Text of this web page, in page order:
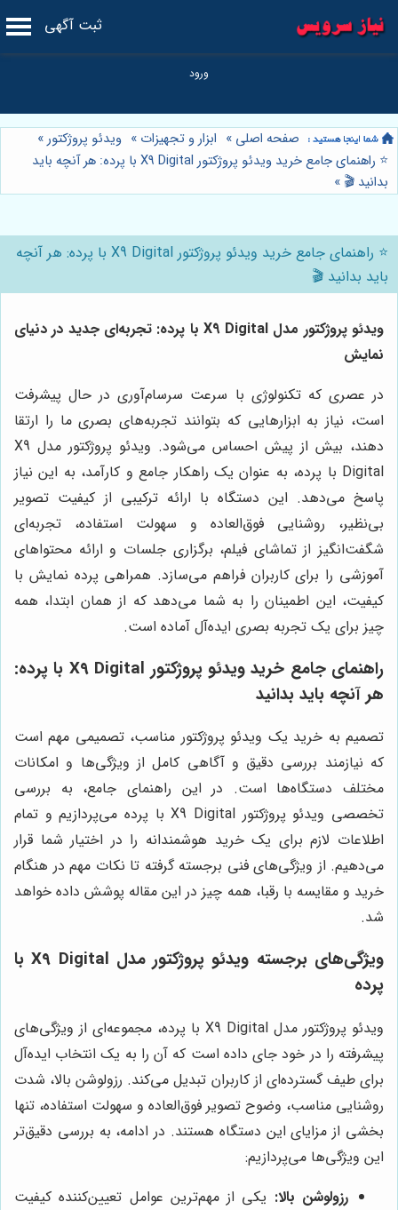
ثبت آگهی
صفحه اصلی » ابزار و تجهیزات » ویدئو پروژکتور»
⭐️ راهنمای جامع خرید ویدئو پروژکتور X9 Digital با پرده: هر آنچه باید
بدانید 🎬 »
⭐️ راهنمای جامع خرید ویدئو پروژکتور X9 Digital با پرده: هر آنچه
باید بدانید 🎬
ویدئو پروژکتور مدل X9 Digital با پرده: تجربه‌ای جدید در دنیای
نمایش
در عصری که تکنولوژی با سرعت سرسام‌آوری در حال پیشرفت
است، نیاز به ابزارهایی که بتوانند تجربه‌های بصری ما را ارتقا
دهند، بیش از پیش احساس می‌شود. ویدئو پروژکتور مدل X9
Digital با پرده، به عنوان یک راهکار جامع و کارآمد، به این نیاز
پاسخ می‌دهد. این دستگاه با ارائه ترکیبی از کیفیت تصویر
بی‌نظیر، روشنایی فوق‌العاده و سهولت استفاده، تجربه‌ای
شگفت‌انگیز از تماشای فیلم، برگزاری جلسات و ارائه محتواهای
آموزشی را برای کاربران فراهم می‌سازد. همراهی پرده نمایش با
کیفیت، این اطمینان را به شما می‌دهد که از همان ابتدا، همه
چیز برای یک تجربه بصری ایده‌آل آماده است.
راهنمای جامع خرید ویدئو پروژکتور X9 Digital با پرده:
هر آنچه باید بدانید
تصمیم به خرید یک ویدئو پروژکتور مناسب، تصمیمی مهم است
که نیازمند بررسی دقیق و آگاهی کامل از ویژگی‌ها و امکانات
مختلف دستگاه‌ها است. در این راهنمای جامع، به بررسی
تخصصی ویدئو پروژکتور X9 Digital با پرده می‌پردازیم و تمام
اطلاعات لازم برای یک خرید هوشمندانه را در اختیار شما قرار
می‌دهیم. از ویژگی‌های فنی برجسته گرفته تا نکات مهم در هنگام
خرید و مقایسه با رقبا، همه چیز در این مقاله پوشش داده خواهد
شد.
ویژگی‌های برجسته ویدئو پروژکتور مدل X9 Digital با
پرده
ویدئو پروژکتور مدل X9 Digital با پرده، مجموعه‌ای از ویژگی‌های
پیشرفته را در خود جای داده است که آن را به یک انتخاب ایده‌آل
برای طیف گسترده‌ای از کاربران تبدیل می‌کند. رزولوشن بالا، شدت
روشنایی مناسب، وضوح تصویر فوق‌العاده و سهولت استفاده، تنها
بخشی از مزایای این دستگاه هستند. در ادامه، به بررسی دقیق‌تر
این ویژگی‌ها می‌پردازیم:
رزولوشن بالا: یکی از مهم‌ترین عوامل تعیین‌کننده کیفیت